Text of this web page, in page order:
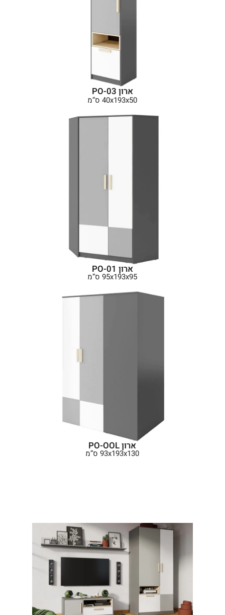
ארון PO-03
40x193x50 ס”מ
ארון PO-01
95x193x95 ס”מ
ארון PO-OOL
93x193x130 ס”מ